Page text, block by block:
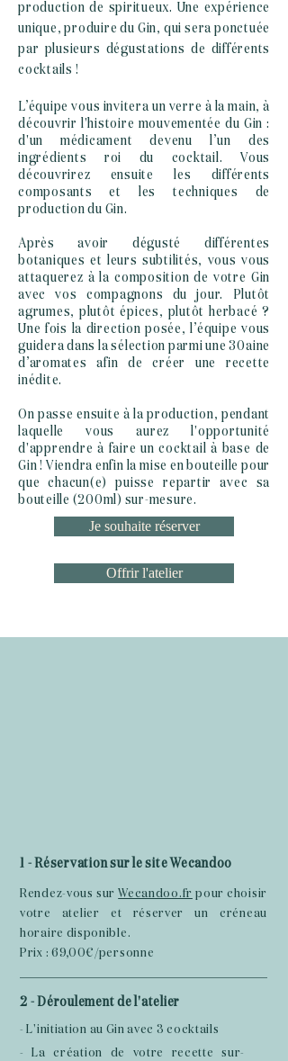
production de spiritueux. Une expérience
unique, produire du Gin, qui sera ponctuée
par plusieurs dégustations de différents
cocktails !
L’équipe vous invitera un verre à la main, à
découvrir l'histoire mouvementée du Gin :
d'un médicament devenu l’un des
ingrédients roi du cocktail. Vous
découvrirez ensuite les différents
composants et les techniques de
production du Gin.
Après avoir dégusté différentes
botaniques et leurs subtilités, vous vous
attaquerez à la composition de votre Gin
avec vos compagnons du jour. Plutôt
agrumes, plutôt épices, plutôt herbacé ?
Une fois la direction posée, l’équipe vous
guidera dans la sélection parmi une 30aine
d’aromates afin de créer une recette
inédite.
On passe ensuite à la production, pendant
laquelle vous aurez l'opportunité
d'apprendre à faire un cocktail à base de
Gin ! Viendra enfin la mise en bouteille pour
que chacun(e) puisse repartir avec sa
bouteille (200ml) sur-mesure.
Je souhaite réserver
Offrir l'atelier
1 - Réservation sur le site Wecandoo
Rendez-vous sur Wecandoo.fr pour choisir
votre atelier et réserver un créneau
horaire disponible.
Prix : 69,00€/personne
2 - Déroulement del'atelier
- L'initiation au Gin avec 3 cocktails
- La création de votre recette sur-